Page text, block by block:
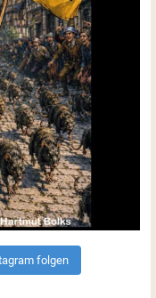
folgen